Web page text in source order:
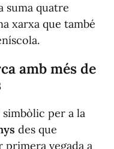
suma quatre
xarxa que també
amb més de
per a la
des que
primera vegada a